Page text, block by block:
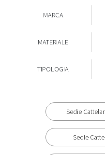
MARCA
MATERIALE
TIPOLOGIA
Sedie
Sedie